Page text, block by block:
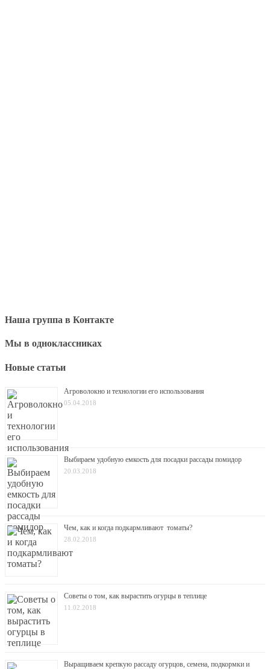
Наша группа в Контакте
Мы в одноклассниках
Новые статьи
Агроволокно и технологии его использования
05.04.2018
Выбираем удобную емкость для посадки рассады помидор
20.03.2018
Чем, как и когда подкармливают томаты?
28.02.2018
Советы о том, как вырастить огурцы в теплице
11.02.2018
Выращиваем крепкую рассаду огурцов, семена, подкормки и